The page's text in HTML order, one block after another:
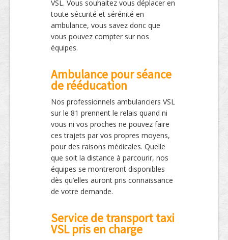
VSL. Vous souhaitez vous déplacer en
toute sécurité et sérénité en
ambulance, vous savez donc que
vous pouvez compter sur nos
équipes.
Ambulance pour séance
de rééducation
Nos professionnels ambulanciers VSL
sur le 81 prennent le relais quand ni
vous ni vos proches ne pouvez faire
ces trajets par vos propres moyens,
pour des raisons médicales. Quelle
que soit la distance à parcourir, nos
équipes se montreront disponibles
dès qu’elles auront pris connaissance
de votre demande.
Service de transport taxi
VSL pris en charge